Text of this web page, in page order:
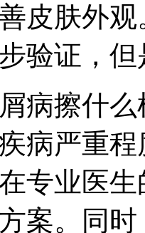
皮肤外
验证，
病擦什
病严重
专业医
案。同